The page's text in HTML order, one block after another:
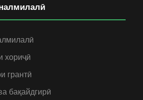
хориҷӣ
грантӣ
бақайдгирӣ